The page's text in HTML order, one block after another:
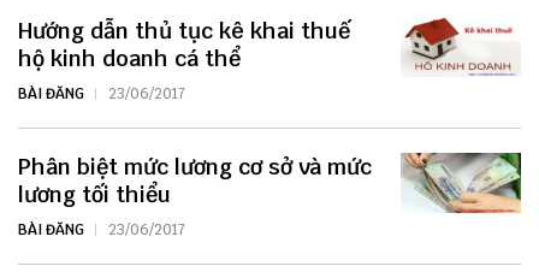
Hướng dẫn thủ tục kê khai thuế
hộ kinh doanh cá thể
BÀI ĐĂNG 23/06/2017
Phân biệt mức lương cơ sở và mức
lương tối thiểu
BÀI ĐĂNG 23/06/2017